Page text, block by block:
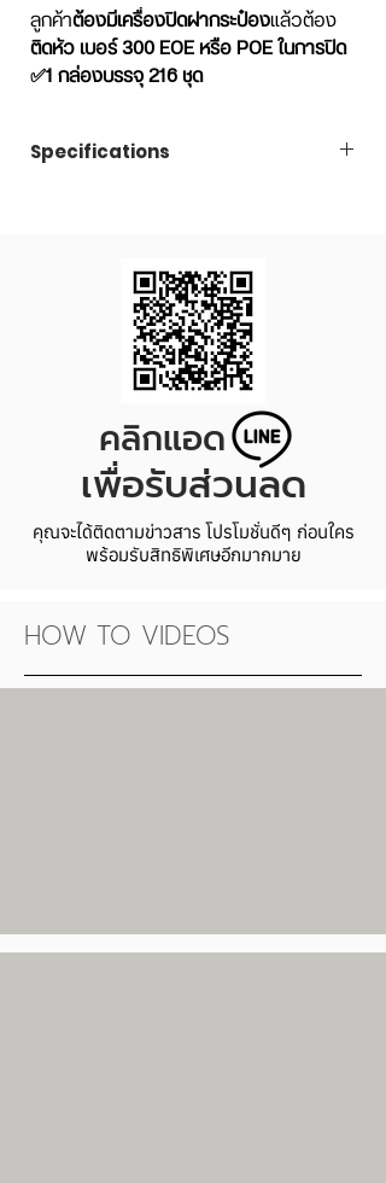
ลูกค้าต้องมีเครื่องปิดฝากระป๋องแล้วต้อง
ติดหัว เบอร์ 300 EOE หรือ POE ในการปิด
✅1 กล่องบรรจุ 216 ชุด
กระป๋องพลาสติกใส+ฝาดึง (เลือกแบบ
และเลือกให้ตรงกับความต้องการนะคะ***
Specifications
250 ml.
6.95 THB
Diameter 80 x Height
80 mm.
Set/Carton
216
คลิกแอด
เพื่อรับส่วนลด
คุณจะได้ติดตามข่าวสาร โปรโมชั่นดีๆ ก่อนใคร
พร้อมรับสิทธิพิเศษอีกมากมาย
HOW TO VIDEOS